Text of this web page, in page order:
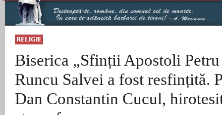
RELIGIE
Biserica „Sfinții Apostoli
Runcu Salvei a fost resfințită.
Dan Constantin Cucul,